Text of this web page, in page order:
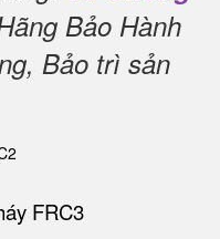
Bảo Hành
Bảo trì sản